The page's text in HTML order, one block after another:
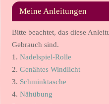
Meine Anleitungen
Bitte beachtet, das diese
Gebrauch sind.
1. Nadelspiel-Rolle
2. Genähtes Windlicht
3. Schminktasche
4. Nähübung